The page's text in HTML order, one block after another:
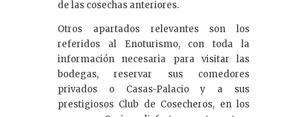
de las cosechas anteriores.
Otros apartados relevantes son los
referidos al Enoturismo, con toda la
información necesaria para visitar las
bodegas, reservar sus comedores
privados o Casas-Palacio y a sus
prestigiosos Club de Cosecheros, en los